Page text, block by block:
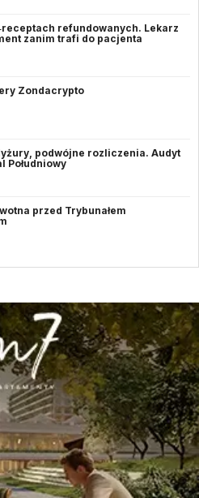
refundowanych. Lekarz
zanim trafi do pacjenta
Zondacrypto
podwójne rozliczenia. Audyt
Południowy
przed Trybunałem